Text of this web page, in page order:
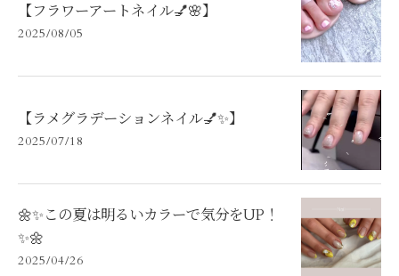
【フラワーアートネイル💅🌸】
2025/08/05
【ラメグラデーションネイル💅✨】
2025/07/18
🌼✨この夏は明るいカラーで気分をUP！
✨🌼
2025/04/26